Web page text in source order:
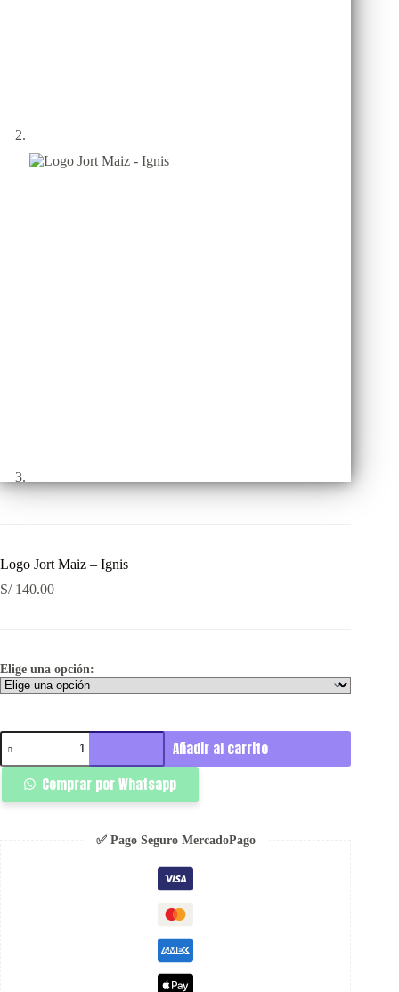
Logo Jort Maiz – Ignis
S/140.00
Elige una opción:
Logo
Jort
Maiz
Ignis
Añadir al carrito
Comprar por Whatsapp
✅ Pago Seguro MercadoPago